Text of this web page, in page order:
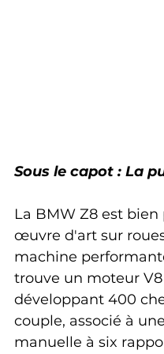
Sous le capot : La
La BMW Z8 est
œuvre d'art sur
machine
trouve un moteur
développant 400
couple, associé à
manuelle à six